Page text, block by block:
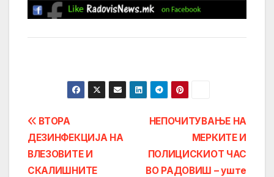
Post
navigation
НЕПОЧИТУВАЊЕ НА
МЕРКИТЕ И
ПОЛИЦИСКИОТ ЧАС
ВО РАДОВИШ – уште
ВТОРА
ДЕЗИНФЕКЦИЈА НА
ВЛЕЗОВИТЕ И
СКАЛИШНИТЕ